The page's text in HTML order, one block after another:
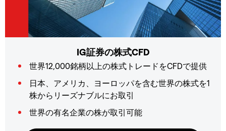
IG証券の株式CFD
世界12,000銘柄以上の株式トレードをCFDで提供
日本、アメリカ、ヨーロッパを含む世界の株式を1
株からリーズナブルにお取引
世界の有名企業の株が取引可能